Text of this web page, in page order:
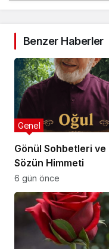
Benzer Haberler
Gönül Sohbetleri ve
Sözün Himmeti
Genel
6 gün önce